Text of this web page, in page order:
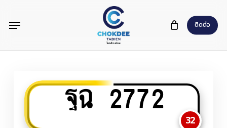
content
ติดต่อ
Menu
ฐฉ 2772
32